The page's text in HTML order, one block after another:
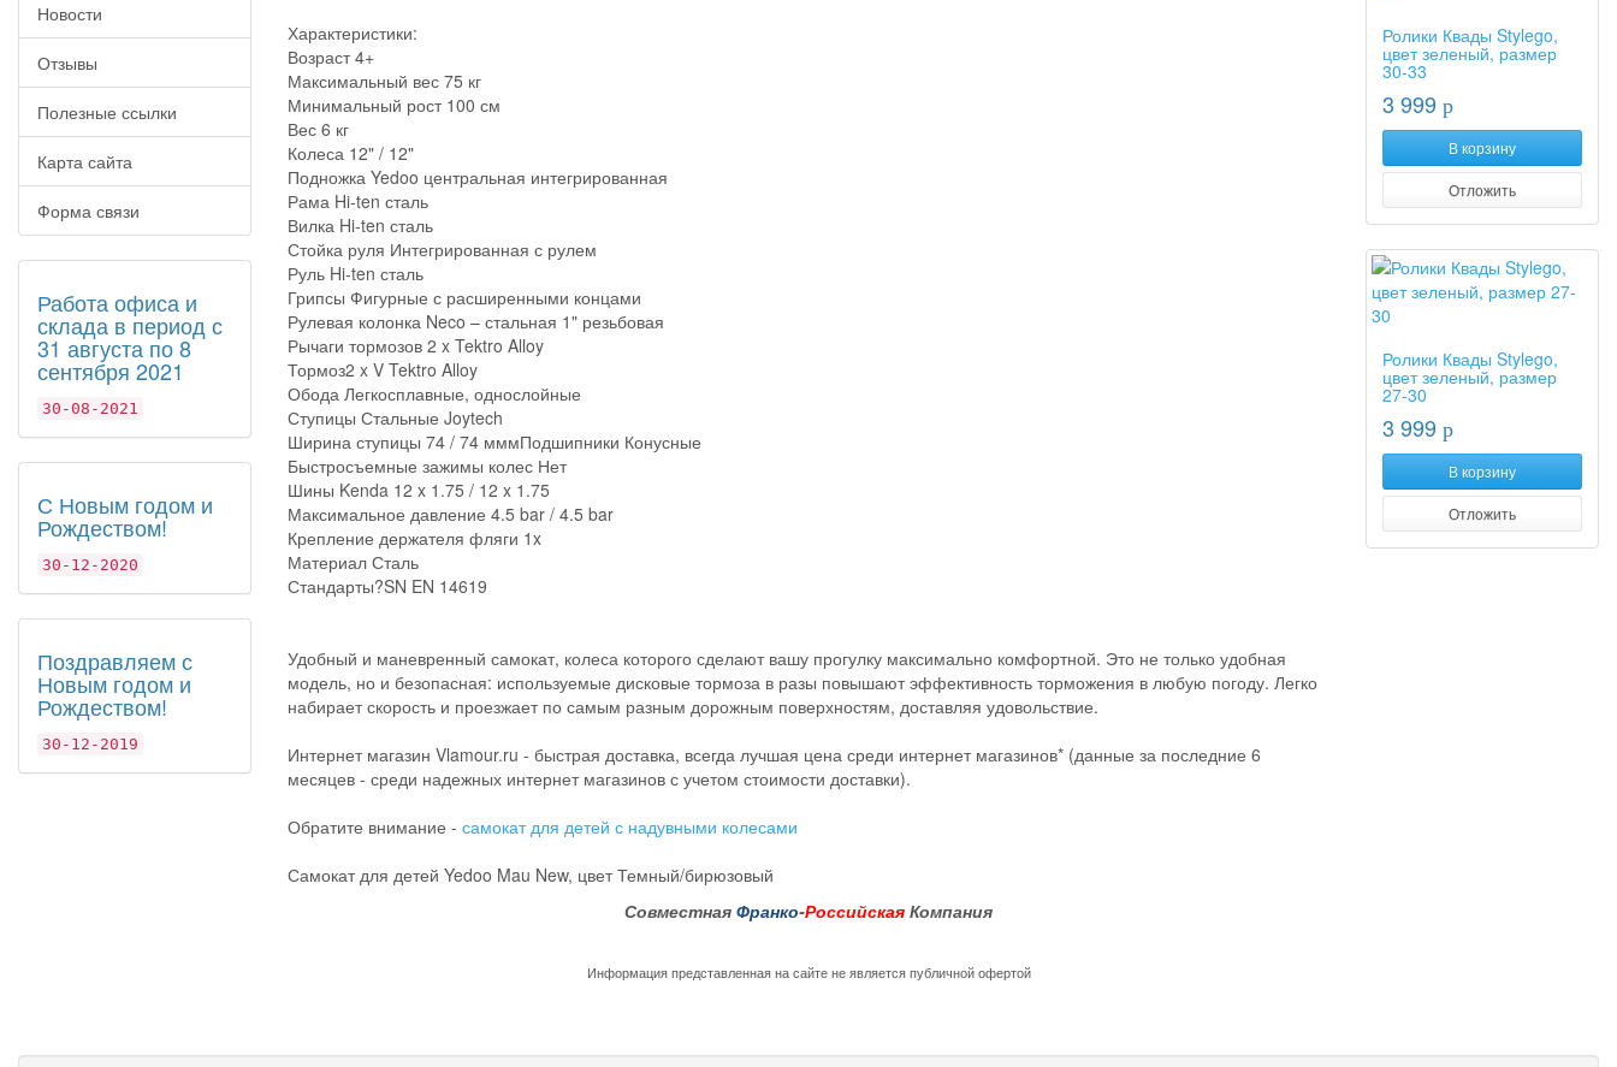
Новости
Отзывы
Полезные ссылки
Карта сайта
Форма связи
Работа офиса и
склада в период с
31 августа по 8
сентября 2021
30-08-2021
С Новым годом и
Рождеством!
30-12-2020
Поздравляем с
Новым годом и
Рождеством!
30-12-2019
Характеристики:
Возраст 4+
Максимальный вес 75 кг
Минимальный рост 100 см
Вес 6 кг
Колеса 12" / 12"
Подножка Yedoo центральная интегрированная
Рама Hi-ten сталь
Вилка Hi-ten сталь
Стойка руля Интегрированная с рулем
Руль Hi-ten сталь
Грипсы Фигурные с расширенными концами
Рулевая колонка Neco – стальная 1" резьбовая
Рычаги тормозов 2 x Tektro Alloy
Тормоз2 x V Tektro Alloy
Обода Легкосплавные, однослойные
Ступицы Стальные Joytech
Ширина ступицы 74 / 74 мммПодшипники Конусные
Быстросъемные зажимы колес Нет
Шины Kenda 12 x 1.75 / 12 x 1.75
Максимальное давление 4.5 bar / 4.5 bar
Крепление держателя фляги 1x
Материал Сталь
Стандарты?SN EN 14619
Удобный и маневренный самокат, колеса которого сделают вашу прогулку максимально комфортной. Это не только удобная
модель, но и безопасная: используемые дисковые тормоза в разы повышают эффективность торможения в любую погоду. Легко
набирает скорость и проезжает по самым разным дорожным поверхностям, доставляя удовольствие.
Интернет магазин Vlamour.ru - быстрая доставка, всегда лучшая цена среди интернет магазинов* (данные за последние 6
месяцев - среди надежных интернет магазинов с учетом стоимости доставки).
Обратите внимание - самокат для детей с надувными колесами
Самокат для детей Yedoo Mau New, цвет Темный/бирюзовый
Ролики Квады Stylego,
цвет зеленый, размер
30-33
3 999 p
В корзину
Отложить
Ролики Квады Stylego,
цвет зеленый, размер
27-30
3 999 p
В корзину
Отложить
Совместная Франко-Российская Компания
Информация представленная на сайте не является публичной офертой